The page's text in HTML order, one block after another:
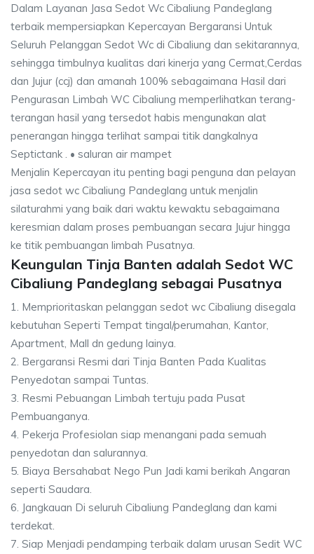
Dalam Layanan Jasa Sedot Wc Cibaliung Pandeglang
terbaik mempersiapkan Kepercayan Bergaransi Untuk
Seluruh Pelanggan Sedot Wc di Cibaliung dan sekitarannya,
sehingga timbulnya kualitas dari kinerja yang Cermat,Cerdas
dan Jujur (ccj) dan amanah 100% sebagaimana Hasil dari
Pengurasan Limbah WC Cibaliung memperlihatkan terang-
terangan hasil yang tersedot habis mengunakan alat
penerangan hingga terlihat sampai titik dangkalnya
Septictank . • saluran air mampet
Menjalin Kepercayan itu penting bagi penguna dan pelayan
jasa sedot wc Cibaliung Pandeglang untuk menjalin
silaturahmi yang baik dari waktu kewaktu sebagaimana
keresmian dalam proses pembuangan secara Jujur hingga
ke titik pembuangan limbah Pusatnya.
Keungulan Tinja Banten adalah Sedot WC
Cibaliung Pandeglang sebagai Pusatnya
1. Memprioritaskan pelanggan sedot wc Cibaliung disegala
kebutuhan Seperti Tempat tingal/perumahan, Kantor,
Apartment, Mall dn gedung lainya.
2. Bergaransi Resmi dari Tinja Banten Pada Kualitas
Penyedotan sampai Tuntas.
3. Resmi Pebuangan Limbah tertuju pada Pusat
Pembuanganya.
4. Pekerja Profesiolan siap menangani pada semuah
penyedotan dan salurannya.
5. Biaya Bersahabat Nego Pun Jadi kami berikah Angaran
seperti Saudara.
6. Jangkauan Di seluruh Cibaliung Pandeglang dan kami
terdekat.
7. Siap Menjadi pendamping terbaik dalam urusan Sedit WC